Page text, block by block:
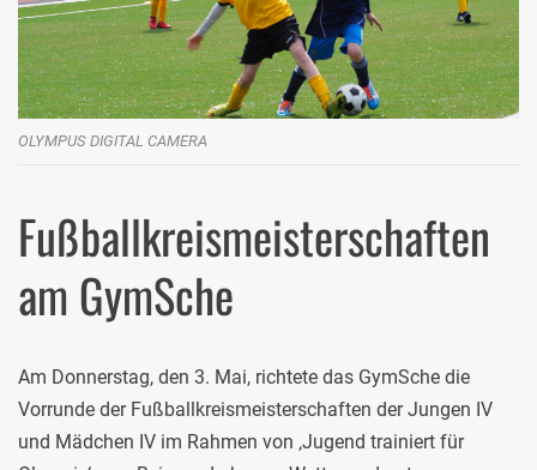
OLYMPUS DIGITAL CAMERA
Fußballkreismeisterschaften
am GymSche
Am Donnerstag, den 3. Mai, richtete das GymSche die
Vorrunde der Fußballkreismeisterschaften der Jungen IV
und Mädchen IV im Rahmen von ‚Jugend trainiert für